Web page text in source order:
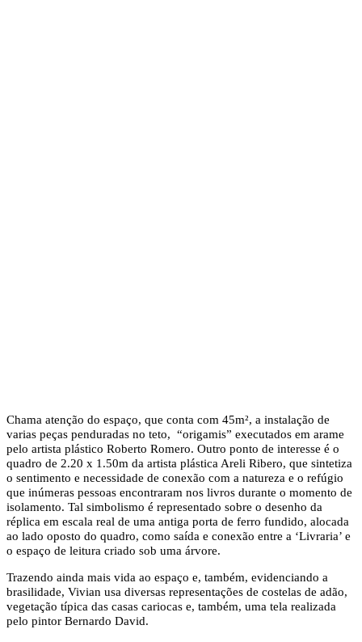
Chama atenção do espaço, que conta com 45m², a instalação de
varias peças penduradas no teto, “origamis” executados em arame
pelo artista plástico Roberto Romero. Outro ponto de interesse é o
quadro de 2.20 x 1.50m da artista plástica Areli Ribero, que sintetiza
o sentimento e necessidade de conexão com a natureza e o refúgio
que inúmeras pessoas encontraram nos livros durante o momento de
isolamento. Tal simbolismo é representado sobre o desenho da
réplica em escala real de uma antiga porta de ferro fundido, alocada
ao lado oposto do quadro, como saída e conexão entre a ‘Livraria’ e
o espaço de leitura criado sob uma árvore.
Trazendo ainda mais vida ao espaço e, também, evidenciando a
brasilidade, Vivian usa diversas representações de costelas de adão,
vegetação típica das casas cariocas e, também, uma tela realizada
pelo pintor Bernardo David.